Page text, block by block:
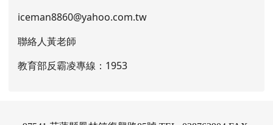
iceman8860@yahoo.com.tw
聯絡人黃老師
教育部反霸凌專線：1953